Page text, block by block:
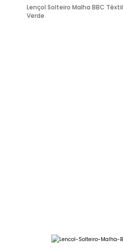
Lençol Solteiro Malha BBC Têxtil
Verde